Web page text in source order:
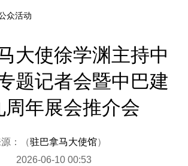
众活动
大使徐学渊主持中
题记者会暨中巴建
周年展会推介会
：（驻巴拿马大使馆）
2026-06-10 00:53